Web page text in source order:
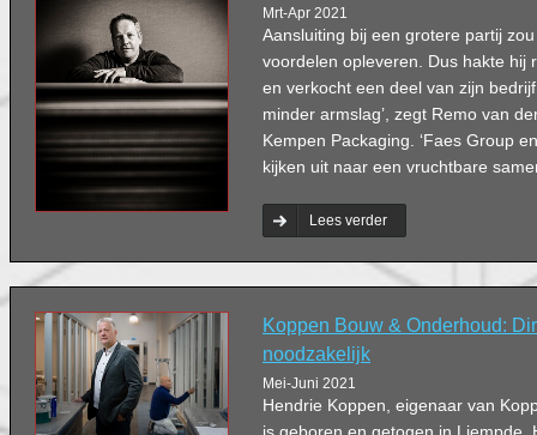
Mrt-Apr 2021
Aansluiting bij een grotere partij
voordelen opleveren. Dus hakte hij
en verkocht een deel van zijn
minder armslag’, zegt Remo van
Kempen Packaging. ‘Faes Group
kijken uit naar een vruchtbare
Lees verder
Koppen Bouw & Onderhoud:
noodzakelijk
Mei-Juni 2021
Hendrie Koppen, eigenaar van